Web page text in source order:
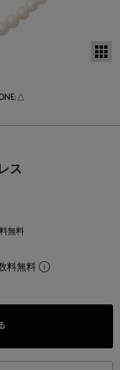
ス
無料
料無料